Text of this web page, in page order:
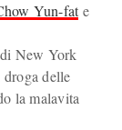
Yun-fate
New York
delle
la malavita